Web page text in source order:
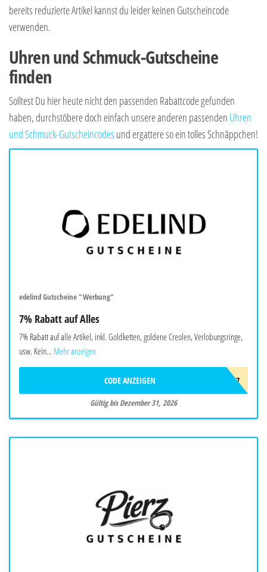
bereits reduzierte Artikel kannst du leider keinen Gutscheincode
verwenden.
Uhren und Schmuck-Gutscheine
finden
Solltest Du hier heute nicht den passenden Rabattcode gefunden
haben, durchstöbere doch einfach unsere anderen passenden Uhren
und Schmuck-Gutscheincodes und ergattere so ein tolles Schnäppchen!
edelind Gutscheine "Werbung"
7% Rabatt auf Alles
7% Rabatt auf alle Artikel, inkl. Goldketten, goldene Creolen, Verlobungsringe,
usw. Kein... Mehr anzeigen
EDEL7
CODE ANZEIGEN
Gültig bis Dezember 31, 2026